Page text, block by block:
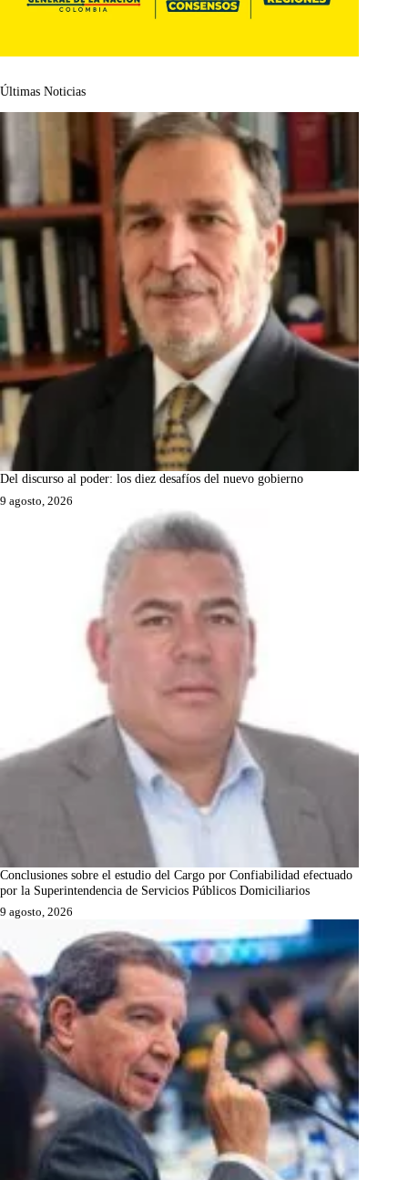
Últimas Noticias
Del discurso al poder: los diez desafíos del nuevo gobierno
9 agosto, 2026
Conclusiones sobre el estudio del Cargo por Confiabilidad efectuado
por la Superintendencia de Servicios Públicos Domiciliarios
9 agosto, 2026